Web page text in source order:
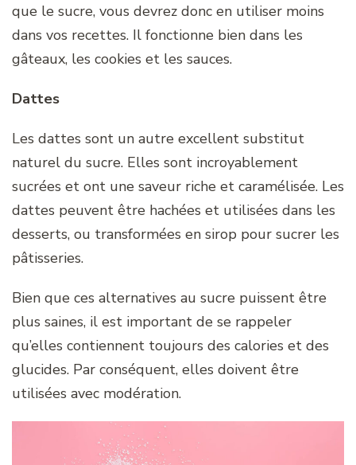
que le sucre, vous devrez donc en utiliser moins
dans vos recettes. Il fonctionne bien dans les
gâteaux, les cookies et les sauces.
Dattes
Les dattes sont un autre excellent substitut
naturel du sucre. Elles sont incroyablement
sucrées et ont une saveur riche et caramélisée. Les
dattes peuvent être hachées et utilisées dans les
desserts, ou transformées en sirop pour sucrer les
pâtisseries.
Bien que ces alternatives au sucre puissent être
plus saines, il est important de se rappeler
qu’elles contiennent toujours des calories et des
glucides. Par conséquent, elles doivent être
utilisées avec modération.